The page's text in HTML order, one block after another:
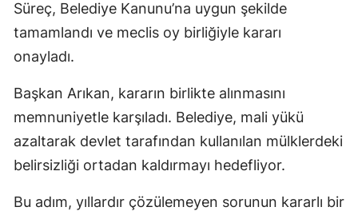
Süreç, Belediye Kanunu’na uygun şekilde
tamamlandı ve meclis oy birliğiyle kararı
onayladı.
Başkan Arıkan, kararın birlikte alınmasını
memnuniyetle karşıladı. Belediye, mali yükü
azaltarak devlet tarafından kullanılan mülklerdeki
belirsizliği ortadan kaldırmayı hedefliyor.
Bu adım, yıllardır çözülemeyen sorunun kararlı bir